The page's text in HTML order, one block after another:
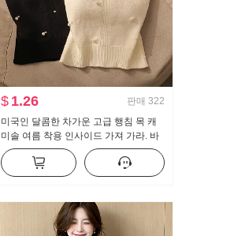
$ 1.26 판매 322
미국인 달콤한 차가운 고급 행침 목 캐
미솔 여름 착용 인사이드 가져 가라. 바
지를 입는 셔츠 뜨거운 소녀 뜨개질 튜
브 톱 맨위